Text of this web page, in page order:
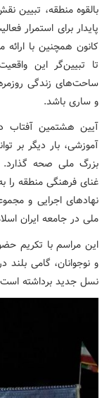
بالقوه منطقه، تبیین
پایدار برای استمرار
کانون همچنین با
تا تبیین‌گر این
ساحت‌های زندگی
و ساری باشد.
آیین هشتمین آفتاب
آموزشی، بار دیگر بر
بزرگ ملی صحه گذارد.
غنای فرهنگی منطقه را
نهادهای اجرایی و
ملی در جامعه ایران
این مراسم با تکریم
و نوجوانان، گامی
نسل جدید برداشته